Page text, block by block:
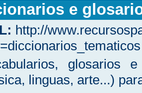
e
http://
glosarios
linguas, arte...)